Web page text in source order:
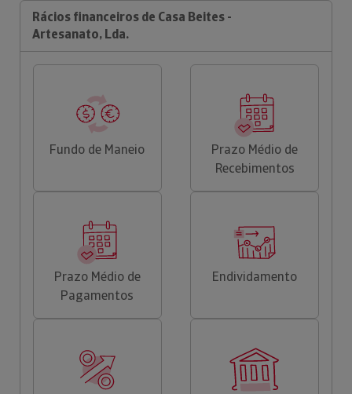
Rácios financeiros de Casa Beites -
Artesanato, Lda.
Fundo de Maneio
Prazo Médio de
Recebimentos
Prazo Médio de
Pagamentos
Endividamento